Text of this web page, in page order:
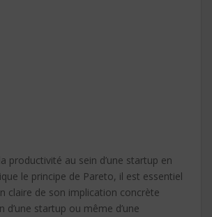
productivité au sein d’une startup en
le principe de Pareto, il est essentiel
claire de son implication concrète
d’une startup ou même d’une